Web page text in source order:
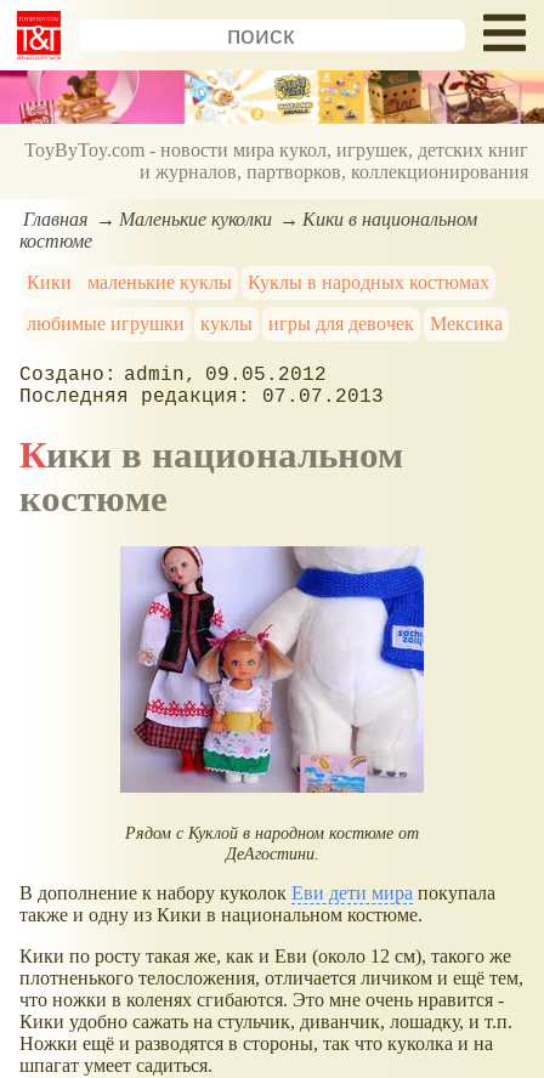
ToyByToy.com - новости мира кукол, игрушек, детских книг
и журналов, партворков, коллекционирования
Главная Маленькие куколки
Кики в национальном
костюме
Кики
маленькие куклы
Куклы в народных костюмах
любимые игрушки
куклы игры для девочек Мексика
admin
09.05.2012
07.07.2013
Кики в национальном
костюме
Рядом с Куклой в народном костюме от
ДеАгостини.
В дополнение к набору куколок Еви дети мира покупала
также и одну из Кики в национальном костюме.
Кики по росту такая же, как и Еви (около 12 см), такого же
плотненького телосложения, отличается личиком и ещё тем,
что ножки в коленях сгибаются. Это мне очень нравится -
Кики удобно сажать на стульчик, диванчик, лошадку, и т.п.
Ножки ещё и разводятся в стороны, так что куколка и на
шпагат умеет садиться.